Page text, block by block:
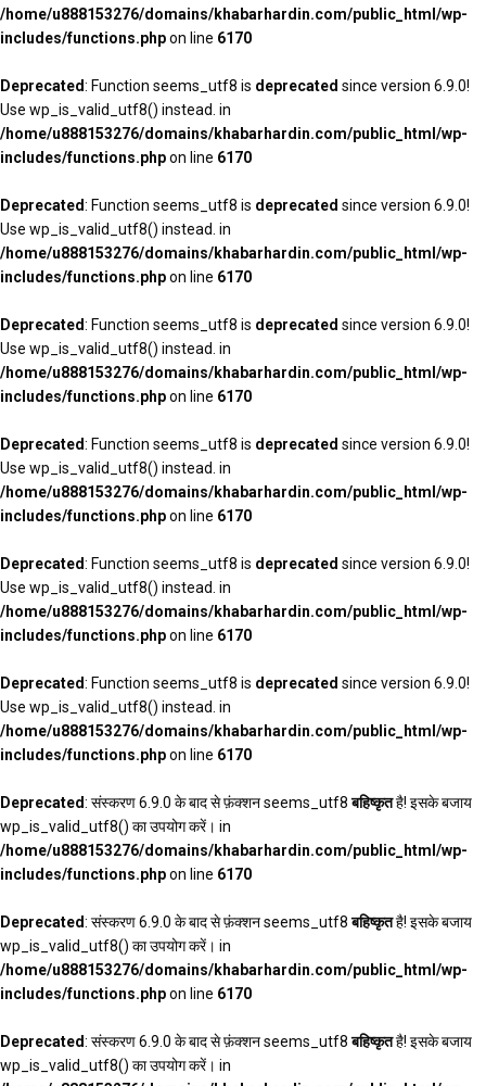
/home/u888153276/domains/khabarhardin.com/public_html/wp-
includes/functions.phpon line 6170
Deprecated: Function seems_utf8 is deprecated since version 6.9.0!
Use wp_is_valid_utf8() instead. in
/home/u888153276/domains/khabarhardin.com/public_html/wp-
includes/functions.phpon line 6170
Deprecated: Function seems_utf8 is deprecated since version 6.9.0!
Use wp_is_valid_utf8() instead. in
/home/u888153276/domains/khabarhardin.com/public_html/wp-
includes/functions.phpon line 6170
Deprecated: Function seems_utf8 is deprecated since version 6.9.0!
Use wp_is_valid_utf8() instead. in
/home/u888153276/domains/khabarhardin.com/public_html/wp-
includes/functions.phpon line 6170
Deprecated: Function seems_utf8 is deprecated since version 6.9.0!
Use wp_is_valid_utf8() instead. in
/home/u888153276/domains/khabarhardin.com/public_html/wp-
includes/functions.phpon line 6170
Deprecated: Function seems_utf8 is deprecated since version 6.9.0!
Use wp_is_valid_utf8() instead. in
/home/u888153276/domains/khabarhardin.com/public_html/wp-
includes/functions.phpon line 6170
Deprecated: Function seems_utf8 is deprecated since version 6.9.0!
Use wp_is_valid_utf8() instead. in
/home/u888153276/domains/khabarhardin.com/public_html/wp-
includes/functions.phpon line 6170
Deprecated: संस्करण 6.9.0 के बाद से फ़ंक्शन seems_utf8बहिष्कृतहै! इसके बजाय
wp_is_valid_utf8() का उपयोग करें। in
/home/u888153276/domains/khabarhardin.com/public_html/wp-
includes/functions.phpon line 6170
Deprecated: संस्करण 6.9.0 के बाद से फ़ंक्शन seems_utf8बहिष्कृतहै! इसके बजाय
wp_is_valid_utf8() का उपयोग करें। in
/home/u888153276/domains/khabarhardin.com/public_html/wp-
includes/functions.phpon line 6170
Deprecated: संस्करण 6.9.0 के बाद से फ़ंक्शन seems_utf8बहिष्कृतहै! इसके बजाय
wp_is_valid_utf8() का उपयोग करें। in